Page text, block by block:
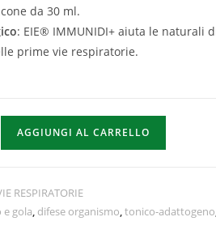
da 30 ml.
: EIE® IMMUNIDI+ aiuta le naturali
prime vie respiratorie.
AGGIUNGI AL CARRELLO
RESPIRATORIE
e gola, difese organismo,tonico-adattogeno